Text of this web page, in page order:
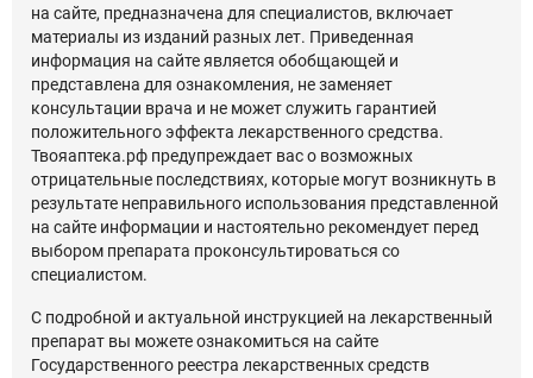
на сайте, предназначена для специалистов, включает
материалы из изданий разных лет. Приведенная
информация на сайте является обобщающей и
представлена для ознакомления, не заменяет
консультации врача и не может служить гарантией
положительного эффекта лекарственного средства.
Твояаптека.рф предупреждает вас о возможных
отрицательные последствиях, которые могут возникнуть в
результате неправильного использования представленной
на сайте информации и настоятельно рекомендует перед
выбором препарата проконсультироваться со
специалистом.
С подробной и актуальной инструкцией на лекарственный
препарат вы можете ознакомиться на сайте
Государственного реестра лекарственных средств